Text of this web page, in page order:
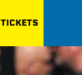
TICKETS
ZOEKEN